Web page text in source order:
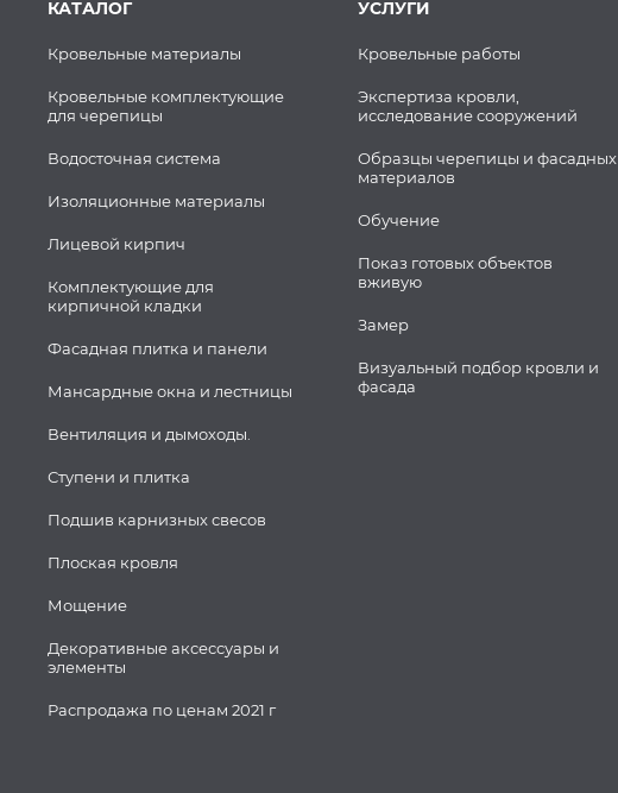
КАТАЛОГ
Кровельные материалы
Кровельные комплектующие
для черепицы
Водосточная система
Изоляционные материалы
Лицевой кирпич
Комплектующие для
кирпичной кладки
Фасадная плитка и панели
Мансардные окна и лестницы
Вентиляция и дымоходы.
Ступени и плитка
Подшив карнизных свесов
Плоская кровля
Мощение
Декоративные аксессуары и
элементы
Распродажа по ценам 2021 г
УСЛУГИ
Кровельные работы
Экспертиза кровли,
исследование сооружений
Образцы черепицы и фасадных
материалов
Обучение
Показ готовых объектов
вживую
Замер
Визуальный подбор кровли и
фасада